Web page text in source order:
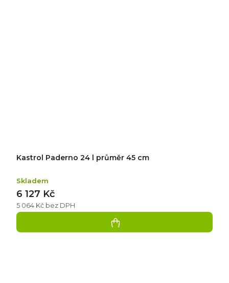
Kastrol Paderno 24 l průměr 45 cm
Skladem
5 064 Kč bez DPH
6 127 Kč